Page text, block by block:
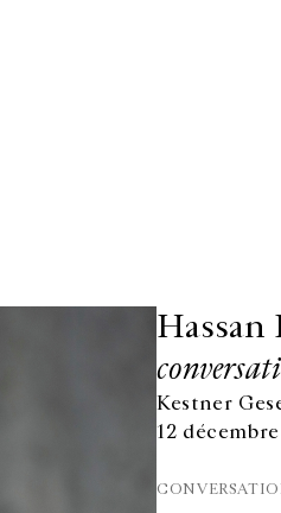
Hassan
Kestner
12